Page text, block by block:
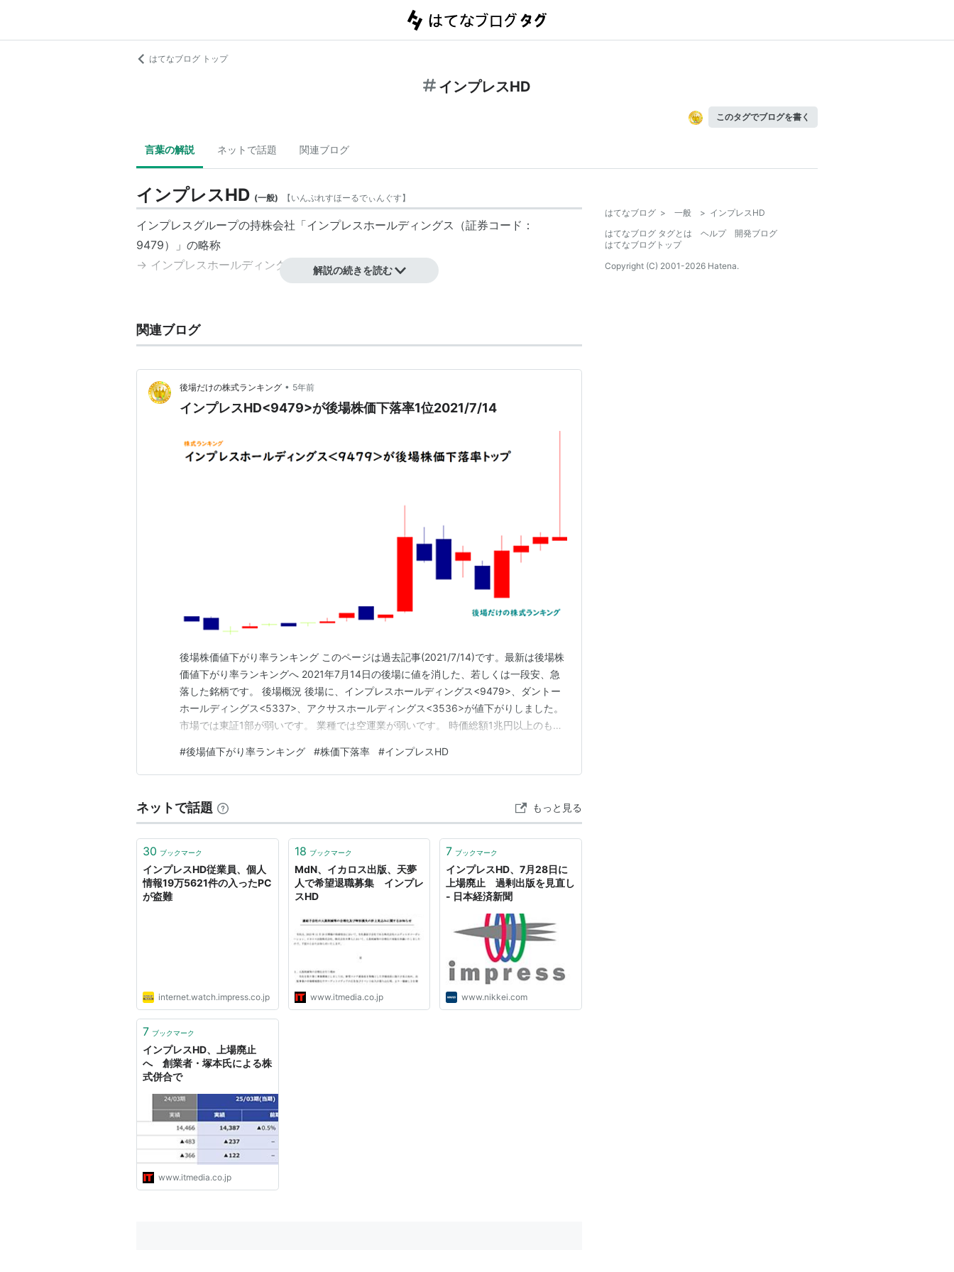
はてなブログ トップ
インプレスHD
このタグでブログを書く
言葉の解説 ネットで話題 関連ブログ
インプレスHD (一般) 【いんぷれすほーるでぃんぐす】
インプレスグループの持株会社「インプレスホールディングス （証券コード：
9479）」の略称
→ インプレスホールディングス 解説の続きを読む
関連ブログ
後場だけの株式ランキング • 5年前
インプレスHD<9479>が後場株価下落率1位2021/7/14
後場株価値下がり率ランキング このページは過去記事(2021/7/14)です。最新は後場株
価値下がり率ランキングへ 2021年7月14日の後場に値を消した、若しくは一段安、急
落した銘柄です。 後場概況 後場に、インプレスホールディングス<9479>、ダントー
ホールディングス<5337>、アクサスホールディングス<3536>が値下がりしました。
市場では東証1部が弱いです。 業種では空運業が弱いです。 時価総額1兆円以上のもの
安値を付けた銘柄は12銘柄です。 日経平均株価は前日比-200.93円の28,51…
#後場値下がり率ランキング #株価下落率 #インプレスHD
ネットで話題 もっと見る
30 ブックマーク
インプレスHD従業員、個人
情報19万5621件の入ったPC
が盗難
internet.watch.impress.co.jp
18 ブックマーク
MdN、イカロス出版、天夢
人で希望退職募集 インプレ
スHD
www.itmedia.co.jp
7 ブックマーク
インプレスHD、7月28日に
上場廃止 過剰出版を見直し
- 日本経済新聞
www.nikkei.com
7 ブックマーク
インプレスHD、上場廃止
へ 創業者・塚本氏による株
式併合で
www.itmedia.co.jp
はてなブログ > 一般 > インプレスHD
はてなブログ タグとは
ヘルプ
開発ブログ
はてなブログトップ
Copyright (C) 2001-2026 Hatena.